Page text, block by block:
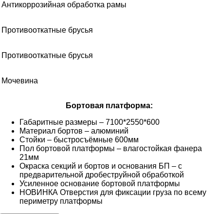
Антикоррозийная обработка рамы
Противооткатные брусья
Противооткатные брусья
Мочевина
Бортовая платформа:
Габаритные размеры – 7100*2550*600
Материал бортов – алюминий
Стойки – быстросъёмные 600мм
Пол бортовой платформы – влагостойкая фанера
21мм
Окраска секций и бортов и основания БП – с
предварительной дробеструйной обработкой
Усиленное основание бортовой платформы
НОВИНКА Отверстия для фиксации груза по всему
периметру платформы